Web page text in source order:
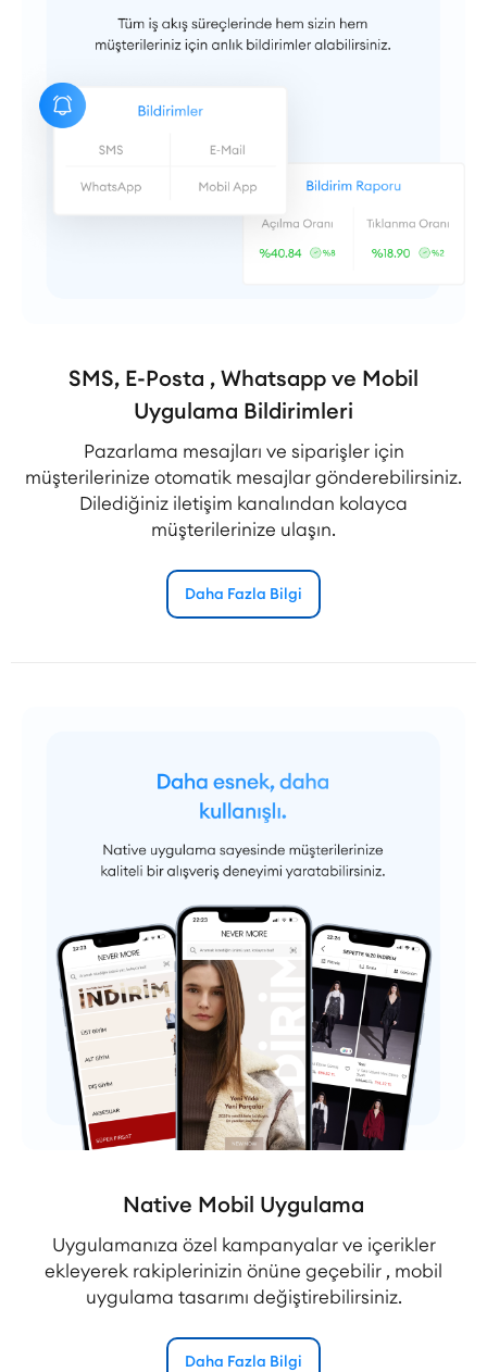
SMS, E-Posta , Whatsapp ve Mobil
Uygulama Bildirimleri
Pazarlama mesajları ve siparişler için
müşterilerinize otomatik mesajlar gönderebilirsiniz.
Dilediğiniz iletişim kanalından kolayca
müşterilerinize ulaşın.
Daha Fazla Bilgi
Native Mobil Uygulama
Uygulamanıza özel kampanyalar ve içerikler
ekleyerek rakiplerinizin önüne geçebilir , mobil
uygulama tasarımı değiştirebilirsiniz.
Daha Fazla Bilgi